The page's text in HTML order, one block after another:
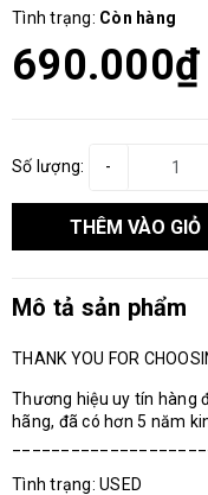
Tình trạng: Còn hàng
690.000₫
Số lượng: -
THÊM VÀO GIỎ
Mô tả sản phẩm
THANK YOU FOR
Thương hiệu uy tín hàng
hãng, đã có hơn 5 năm
Tình trạng: USED